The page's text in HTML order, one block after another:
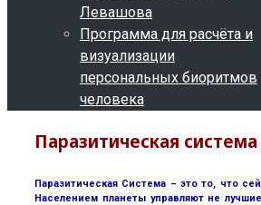
Левашова
Программа для расчёта и
визуализации
персональных биоритмов
человека
Паразитическая система
Паразитическая Система – это то, что
Населением планеты управляют не